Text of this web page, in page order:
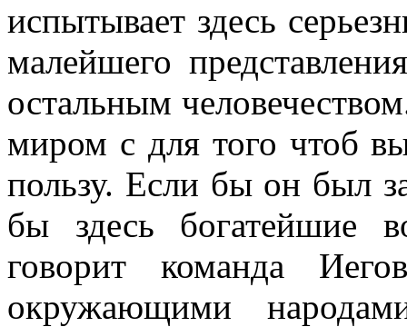
испытывает здесь
малейшего
остальным
миром с для того чтоб
пользу. Если бы он был
бы здесь богатейшие
говорит команда
окружающими